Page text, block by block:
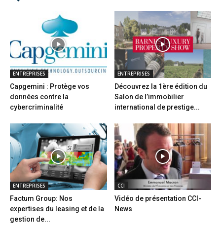
ENTREPRISES
Capgemini : Protège vos
données contre la
cybercriminalité
ENTREPRISES
Découvrez la 1ère édition du
Salon de l’immobilier
international de prestige...
ENTREPRISES
Factum Group: Nos
expertises du leasing et de la
gestion de...
CCI
Vidéo de présentation CCI-
News